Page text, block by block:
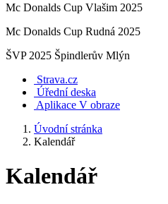
Mc Donalds Cup Vlašim 2025
Mc Donalds Cup Rudná 2025
ŠVP 2025 Špindlerův Mlýn
Strava.cz
Úřední deska
Aplikace V obraze
Úvodní stránka
Kalendář
Kalendář